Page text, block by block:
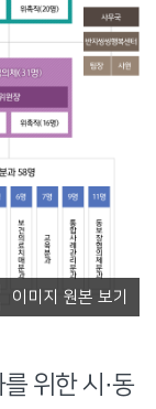
이미지 원본 보기
위한 시·동